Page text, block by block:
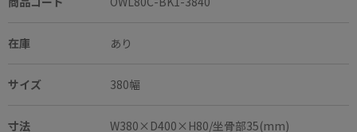
サイズ 380幅
在庫 あり
寸法 W380×D400×H80/坐骨部35(mm)